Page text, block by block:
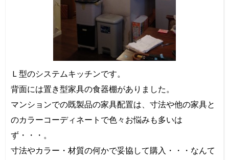
Ｌ型のシステムキッチンです。
背面には置き型家具の食器棚がありました。
マンションでの既製品の家具配置は、寸法や他の家具と
のカラーコーディネートで色々お悩みも多いは
ず・・・。
寸法やカラー・材質の何かで妥協して購入・・・なんて